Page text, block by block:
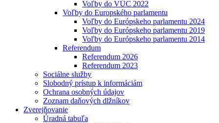
Voľby do VÚC 2022
Voľby do Europského parlamentu
Voľby do Európskeho parlamentu 2024
Voľby do Európskeho parlamentu 2019
Voľby do Európskeho parlamentu 2014
Referendum
Referendum 2026
Referendum 2023
Sociálne služby
Slobodný prístup k informáciám
Ochrana osobných údajov
Zoznam daňových dlžníkov
Zverejňovanie
Úradná tabuľa